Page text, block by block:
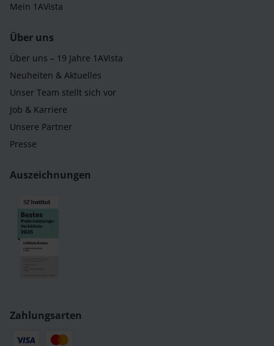
Mein 1AVista
Über uns
Über uns – 19 Jahre 1AVista
Neuheiten & Aktuelles
Unser Team stellt sich vor
Job & Karriere
Unsere Partner
Presse
Auszeichnungen
Zahlungsarten